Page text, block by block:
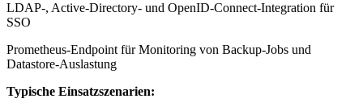
LDAP-, Active-Directory- und OpenID-Connect-Integration für
SSO
Prometheus-Endpoint für Monitoring von Backup-Jobs und
Datastore-Auslastung
Typische Einsatzszenarien: